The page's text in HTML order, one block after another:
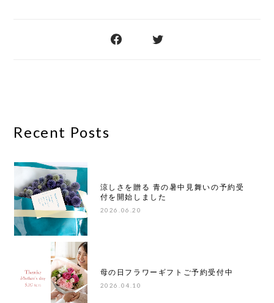
Recent Posts
涼しさを贈る 青の暑中見舞いの予約受
付を開始しました
2026.06.20
母の日フラワーギフトご予約受付中
2026.04.10